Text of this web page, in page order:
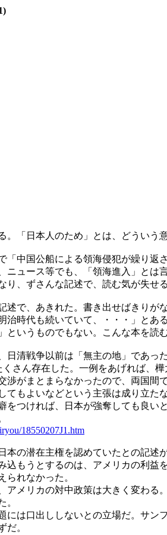
「日本人のため」とは、どういう
中国公船による領海侵犯が繰り
ニュース等でも、「領海進入」と
、ずさんな記述で、読む気が失せる
で、あきれた。書き出せばきり
時代も続いていて、・・・」と
いうものでもない。こんな本を読
清戦争以前は「無主の地」であっ
さん存在した。一例をあげれば、
渉がまとまらなかったので、両国
もよいなどという主張は成り立たな
つければ、日本が強奪しても良い
18550207J1.htm
の潜在主権を認めていたとの記述
もうとするのは、アメリカの利
られなかった。
メリカの対中政策は大きく変わ
。
は口出ししないとの立場だ。サ
だ。